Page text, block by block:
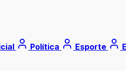
Política Esporte